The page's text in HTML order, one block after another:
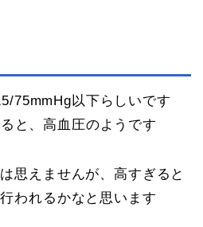
75mmHg以下らしいです
と、高血圧のようです
思えませんが、高すぎると
われるかなと思います